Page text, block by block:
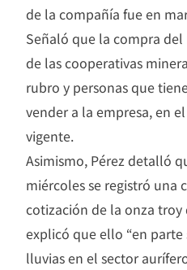
de la compañía fue en
Señaló que la compra del
de las cooperativas
rubro y personas que
vender a la empresa, en
vigente.
Asimismo, Pérez detalló
miércoles se registró una
cotización de la onza
explicó que ello “en
lluvias en el sector